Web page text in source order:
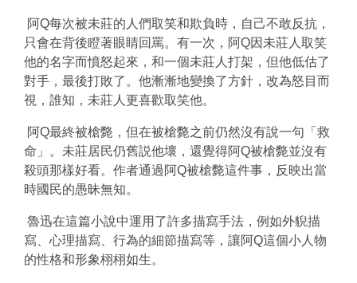
阿Q每次被未莊的人們取笑和欺負時，自己不敢反抗，
只會在背後瞪著眼睛回罵。有一次，阿Q因未莊人取笑
他的名字而憤怒起來，和一個未莊人打架，但他低估了
對手，最後打敗了。他漸漸地變換了方針，改為怒目而
視，誰知，未莊人更喜歡取笑他。
阿Q最終被槍斃，但在被槍斃之前仍然沒有說一句「救
命」。未莊居民仍舊説他壞，還覺得阿Q被槍斃並沒有
殺頭那樣好看。作者通過阿Q被槍斃這件事，反映出當
時國民的愚昧無知。
魯迅在這篇小說中運用了許多描寫手法，例如外貎描
寫、心理描寫、行為的細節描寫等，讓阿Q這個小人物
的性格和形象栩栩如生。